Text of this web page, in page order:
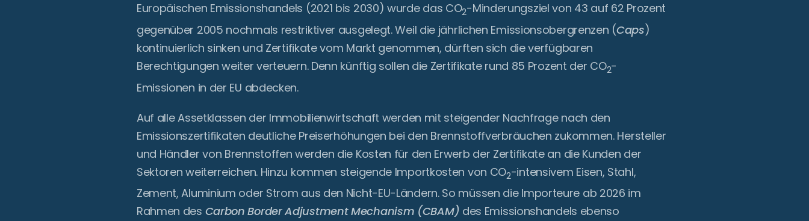
Europäischen Emissionshandels (2021 bis 2030) wurde das CO2-Minderungsziel von 43 auf 62 Prozent
gegenüber 2005 nochmals restriktiver ausgelegt. Weil die jährlichen Emissionsobergrenzen (Caps)
kontinuierlich sinken und Zertifikate vom Markt genommen, dürften sich die verfügbaren
Berechtigungen weiter verteuern. Denn künftig sollen die Zertifikate rund 85 Prozent der CO2-
Emissionen in der EU abdecken.
Auf alle Assetklassen der Immobilienwirtschaft werden mit steigender Nachfrage nach den
Emissionszertifikaten deutliche Preiserhöhungen bei den Brennstoffverbräuchen zukommen. Hersteller
und Händler von Brennstoffen werden die Kosten für den Erwerb der Zertifikate an die Kunden der
Sektoren weiterreichen. Hinzu kommen steigende Importkosten von CO2-intensivem Eisen, Stahl,
Zement, Aluminium oder Strom aus den Nicht-EU-Ländern. So müssen die Importeure ab 2026 im
Rahmen des Carbon Border Adjustment Mechanism (CBAM) des Emissionshandels ebenso